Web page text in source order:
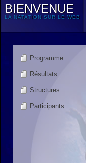
BIENVENUE
LA NATATION SUR LE WEB
Programme
Résultats
Structures
Participants